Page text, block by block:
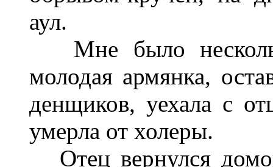
аул.
Мне было
молодая армянка,
денщиков, уехала с
умерла от холеры.
Отец вернулся